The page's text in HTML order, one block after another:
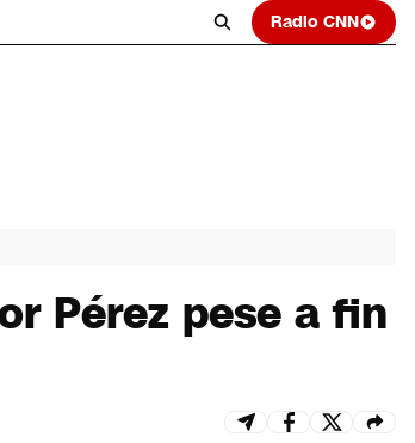
Radio CNN
Pérez pese a fin